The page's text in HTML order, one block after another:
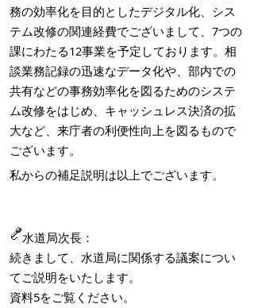
務の効率化を目的としたデジタル化、シス
テム改修の関連経費でございまして、7つの
課にわたる12事業を予定しております。相
談業務記録の迅速なデータ化や、部内での
共有などの事務効率化を図るためのシステ
ム改修をはじめ、キャッシュレス決済の拡
大など、来庁者の利便性向上を図るもので
ございます。
私からの補足説明は以上でございます。
水道局次長：
続きまして、水道局に関係する議案につい
てご説明をいたします。
資料5をご覧ください。